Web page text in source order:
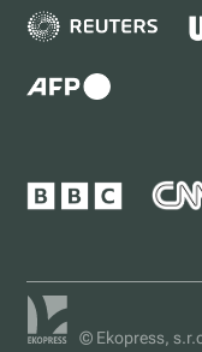
© Ekopress,